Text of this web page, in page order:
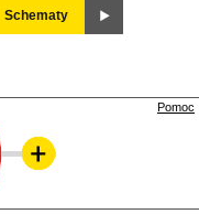
Schematy
Pomoc